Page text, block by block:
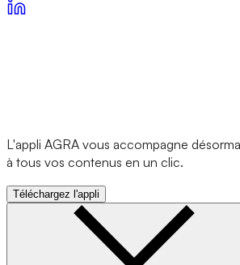
L'appli AGRA vous accompagne
à tous vos contenus en un clic.
Téléchargez l'appli